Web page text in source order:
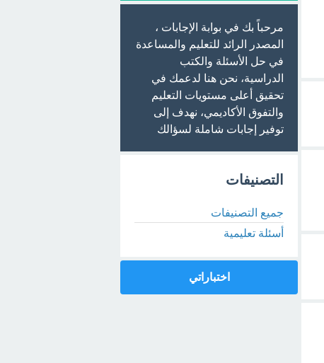
مرحباً بك في بوابة الإجابات ،
المصدر الرائد للتعليم والمساعدة
في حل الأسئلة والكتب
الدراسية، نحن هنا لدعمك في
تحقيق أعلى مستويات التعليم
والتفوق الأكاديمي، نهدف إلى
توفير إجابات شاملة لسؤالك
التصنيفات
جميع التصنيفات
أسئلة تعليمية
اختباراتي